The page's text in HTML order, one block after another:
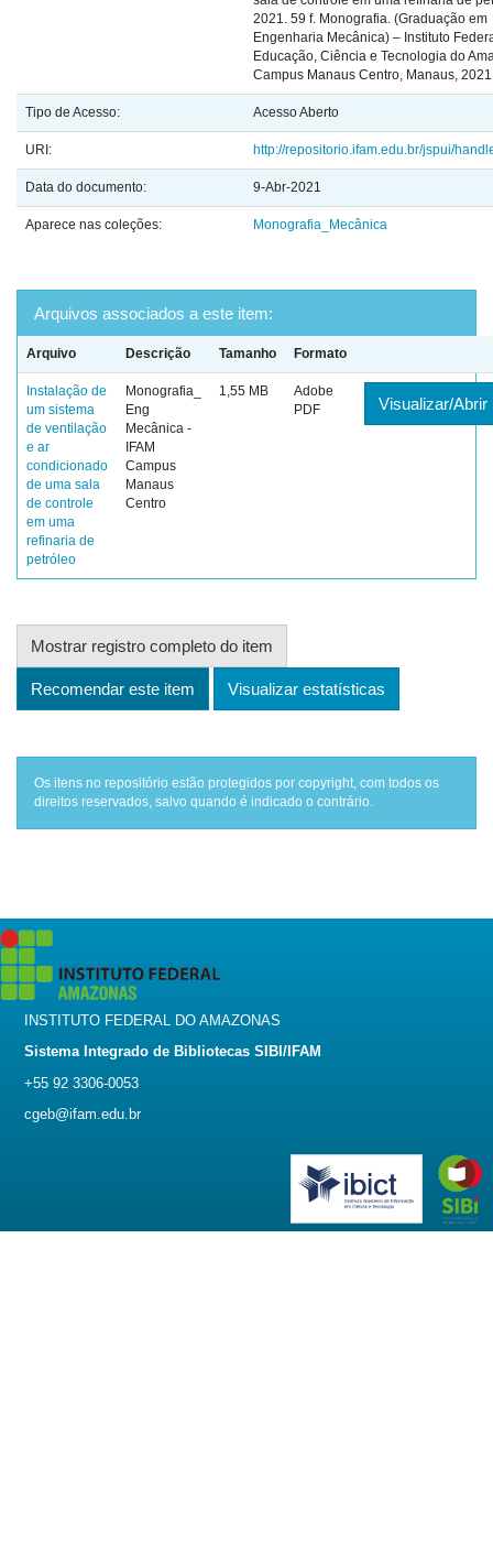
2021. 59 f. Monografia. (Graduação em
Engenharia Mecânica) – Instituto
Educação, Ciência e Tecnologia do
Campus Manaus Centro, Manaus,
Tipo de Acesso: Acesso Aberto
URI: http://repositorio.ifam.edu.br/jspui/
Data do documento: 9-Abr-2021
Aparece nas coleções: Monografia_Mecânica
Arquivos associados a este item:
Arquivo Descrição Tamanho Formato
Instalação de
um sistema
de ventilação
e ar
condicionado
de uma sala
de controle
em uma
refinaria de
petróleo
Monografia_
Eng
Mecânica -
IFAM
Campus
Manaus
Centro
1,55 MB
Adobe
PDF
Visualizar/Abrir
Mostrar registro completo do item
Recomendar este item Visualizar estatísticas
Os itens no repositório estão protegidos por copyright, com todos os
direitos reservados, salvo quando é indicado o contrário.
INSTITUTO FEDERAL DO AMAZONAS
Sistema Integrado de Bibliotecas SIBI/IFAM
+55 92 3306-0053
cgeb@ifam.edu.br